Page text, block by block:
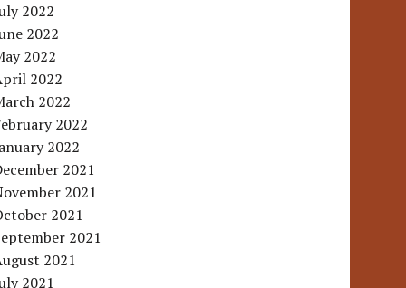
2022
2022
2022
2022
2022
2022
2022
2021
2021
2021
2021
2021
2021